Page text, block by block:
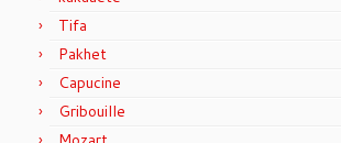
Tifa
Pakhet
Capucine
Gribouille